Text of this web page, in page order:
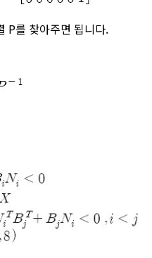
P를 찾아주면 됩니다.